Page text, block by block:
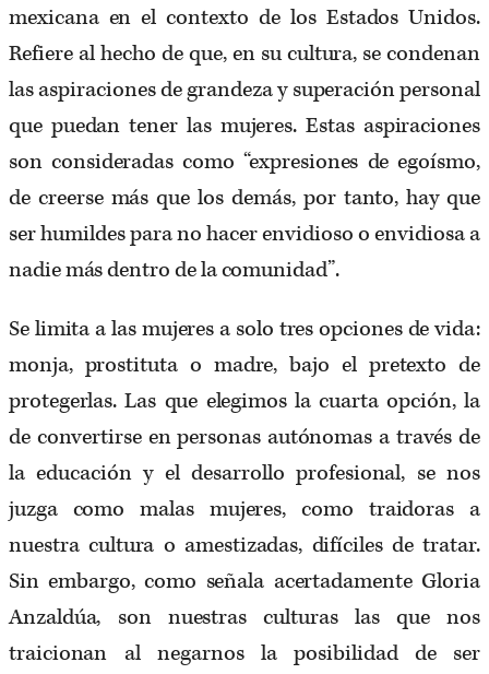
mexicana en el contexto de los Estados Unidos.
Refiere al hecho de que, en su cultura, se condenan
las aspiraciones de grandeza y superación personal
que puedan tener las mujeres. Estas aspiraciones
son consideradas como “expresiones de egoísmo,
de creerse más que los demás, por tanto, hay que
ser humildes para no hacer envidioso o envidiosa a
nadie más dentro de la comunidad”.
Se limita a las mujeres a solo tres opciones de vida:
monja, prostituta o madre, bajo el pretexto de
protegerlas. Las que elegimos la cuarta opción, la
de convertirse en personas autónomas a través de
la educación y el desarrollo profesional, se nos
juzga como malas mujeres, como traidoras a
nuestra cultura o amestizadas, difíciles de tratar.
Sin embargo, como señala acertadamente Gloria
Anzaldúa, son nuestras culturas las que nos
traicionan al negarnos la posibilidad de ser